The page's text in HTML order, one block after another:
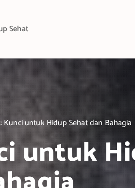
Sehat
Kunci untuk Hidup Sehat dan Bahagia
untuk